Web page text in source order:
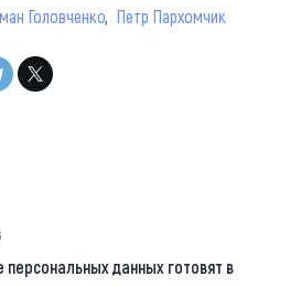
Головченко Петр Пархомчик
данных готовят в